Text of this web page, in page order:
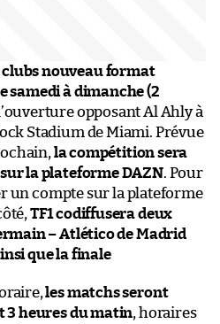
clubs nouveau format
samedi à dimanche (2
opposant Al Ahly à
Stadium de Miami. Prévue
la compétition sera
la plateforme DAZN. Pour
un compte sur la plateforme
TF1 codiffusera deux
– Atlético de Madrid
que la finale
les matchs seront
3 heures du matin, horaires